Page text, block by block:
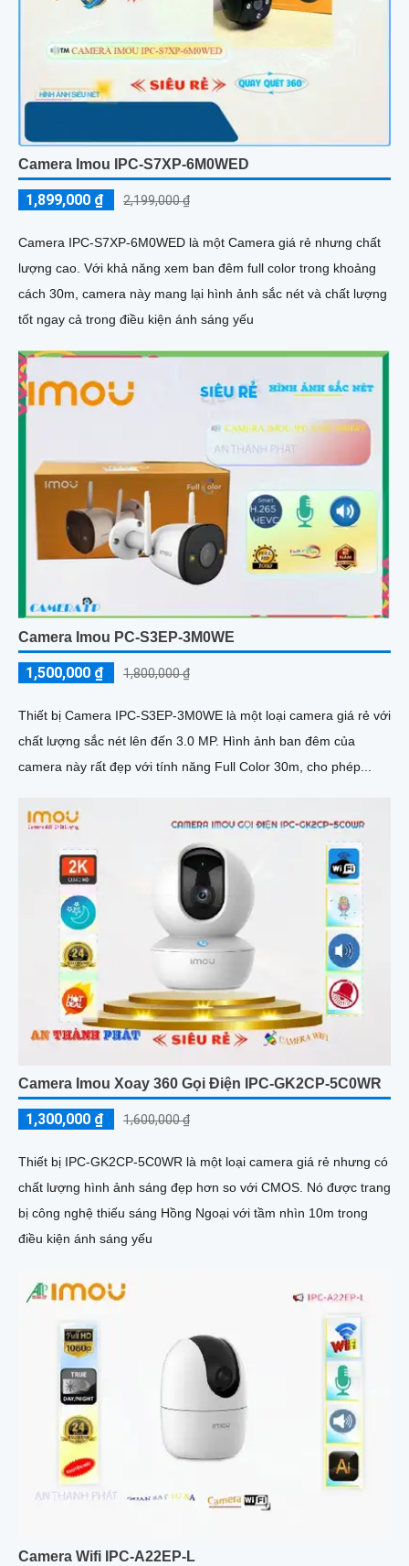
Camera Imou IPC-S7XP-6M0WED
1,899,000 ₫ 2,199,000 ₫
Camera IPC-S7XP-6M0WED là một Camera giá rẻ nhưng chất
lượng cao. Với khả năng xem ban đêm full color trong khoảng
cách 30m, camera này mang lại hình ảnh sắc nét và chất lượng
tốt ngay cả trong điều kiện ánh sáng yếu
Camera Imou PC-S3EP-3M0WE
1,500,000 ₫ 1,800,000 ₫
Thiết bị Camera IPC-S3EP-3M0WE là một loại camera giá rẻ với
chất lượng sắc nét lên đến 3.0 MP. Hình ảnh ban đêm của
camera này rất đẹp với tính năng Full Color 30m, cho phép...
Camera Imou Xoay 360 Gọi Điện IPC-GK2CP-5C0WR
1,300,000 ₫ 1,600,000 ₫
Thiết bị IPC-GK2CP-5C0WR là một loại camera giá rẻ nhưng có
chất lượng hình ảnh sáng đẹp hơn so với CMOS. Nó được trang
bị công nghệ thiếu sáng Hồng Ngoại với tầm nhìn 10m trong
điều kiện ánh sáng yếu
Camera Wifi IPC-A22EP-L